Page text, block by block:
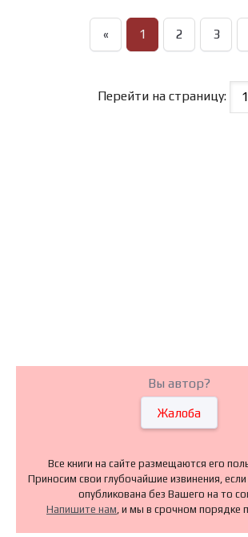
« 1 2 3
Перейти на страницу:
Вы автор?
Жалоба
Все книги на сайте размещаются его
Приносим свои глубочайшие извинения,
опубликована без Вашего на то
Напишите нам, и мы в срочном порядке